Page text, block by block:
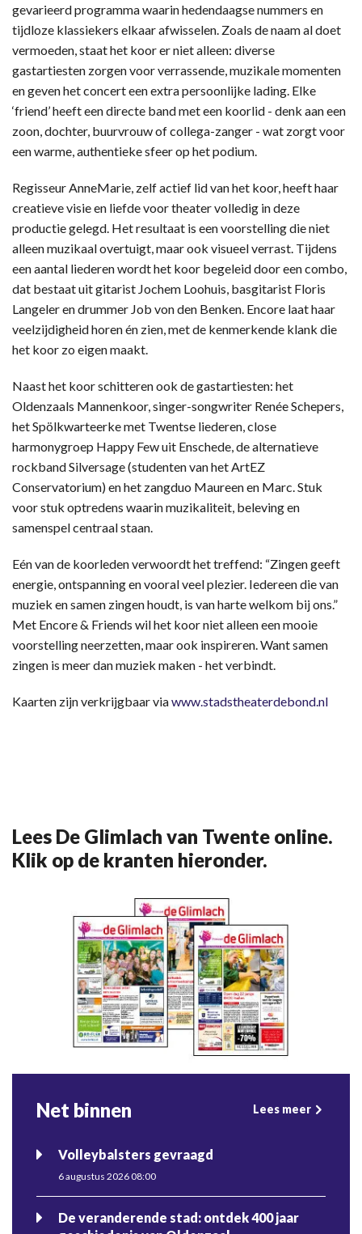
gevarieerd programma waarin hedendaagse nummers en
tijdloze klassiekers elkaar afwisselen. Zoals de naam al doet
vermoeden, staat het koor er niet alleen: diverse
gastartiesten zorgen voor verrassende, muzikale momenten
en geven het concert een extra persoonlijke lading. Elke
‘friend’ heeft een directe band met een koorlid - denk aan een
zoon, dochter, buurvrouw of collega-zanger - wat zorgt voor
een warme, authentieke sfeer op het podium.
Regisseur AnneMarie, zelf actief lid van het koor, heeft haar
creatieve visie en liefde voor theater volledig in deze
productie gelegd. Het resultaat is een voorstelling die niet
alleen muzikaal overtuigt, maar ook visueel verrast. Tijdens
een aantal liederen wordt het koor begeleid door een combo,
dat bestaat uit gitarist Jochem Loohuis, basgitarist Floris
Langeler en drummer Job von den Benken. Encore laat haar
veelzijdigheid horen én zien, met de kenmerkende klank die
het koor zo eigen maakt.
Naast het koor schitteren ook de gastartiesten: het
Oldenzaals Mannenkoor, singer-songwriter Renée Schepers,
het Spölkwarteerke met Twentse liederen, close
harmonygroep Happy Few uit Enschede, de alternatieve
rockband Silversage (studenten van het ArtEZ
Conservatorium) en het zangduo Maureen en Marc. Stuk
voor stuk optredens waarin muzikaliteit, beleving en
samenspel centraal staan.
Eén van de koorleden verwoordt het treffend: “Zingen geeft
energie, ontspanning en vooral veel plezier. Iedereen die van
muziek en samen zingen houdt, is van harte welkom bij ons.”
Met Encore & Friends wil het koor niet alleen een mooie
voorstelling neerzetten, maar ook inspireren. Want samen
zingen is meer dan muziek maken - het verbindt.
Kaarten zijn verkrijgbaar viawww.stadstheaterdebond.nl
Lees De Glimlach van Twente online.
Klik op de kranten hieronder.
Net binnen Lees meer
Volleybalsters gevraagd
6 augustus 2026 08:00
De veranderende stad: ontdek 400 jaar